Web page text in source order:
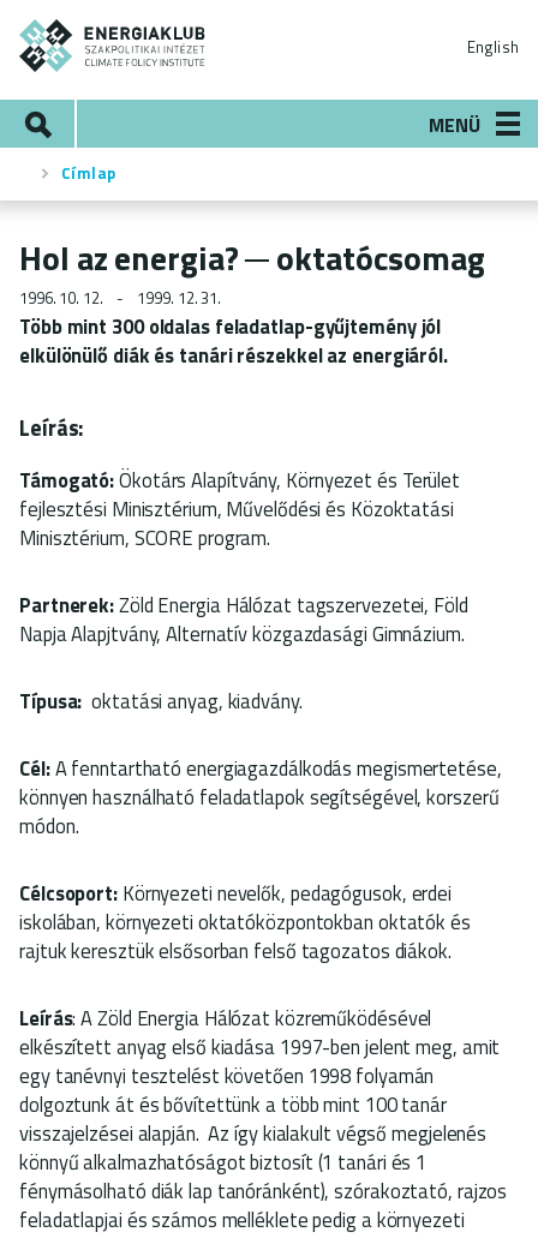
Ugrás
tartalomra
English
MENÜ
Morzsa
Címlap
Hol az energia? ─ oktatócsomag
1996. 10. 12. 1999. 12. 31.
Több mint 300 oldalas feladatlap-gyűjtemény jól
elkülönülő diák és tanári részekkel az energiáról.
Leírás:
Támogató:Ökotárs Alapítvány, Környezet és Terület
fejlesztési Minisztérium, Művelődési és Közoktatási
Minisztérium, SCORE program.
Partnerek:Zöld Energia Hálózat tagszervezetei, Föld
Napja Alapjtvány, Alternatív közgazdasági Gimnázium.
Típusa: oktatási anyag, kiadvány.
Cél:A fenntartható energiagazdálkodás megismertetése,
könnyen használható feladatlapok segítségével, korszerű
módon.
Célcsoport:Környezeti nevelők, pedagógusok, erdei
iskolában, környezeti oktatóközpontokban oktatók és
rajtuk keresztük elsősorban felső tagozatos diákok.
Leírás: A Zöld Energia Hálózat közreműködésével
elkészített anyag első kiadása 1997-ben jelent meg, amit
egy tanévnyi tesztelést követően 1998 folyamán
dolgoztunk át és bővítettünk a több mint 100 tanár
visszajelzései alapján. Az így kialakult végső megjelenés
könnyű alkalmazhatóságot biztosít (1 tanári és 1
fénymásolható diák lap tanóránként), szórakoztató, rajzos
feladatlapjai és számos melléklete pedig a környezeti